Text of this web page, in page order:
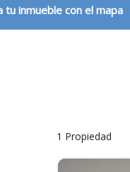
tu inmueble con el mapa
1 Propiedad